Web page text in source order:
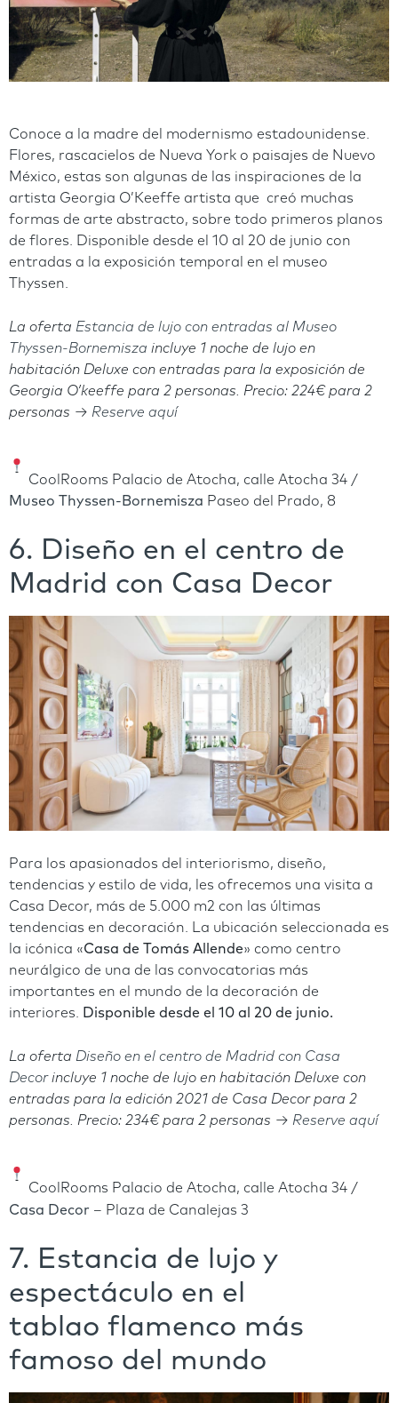
Conoce a la madre del modernismo estadounidense.
Flores, rascacielos de Nueva York o paisajes de Nuevo
México, estas son algunas de las inspiraciones de la
artista Georgia O’Keeffe artista que creó muchas
formas de arte abstracto, sobre todo primeros planos
de flores. Disponible desde el 10 al 20 de junio con
entradas a la exposición temporal en el museo
Thyssen.
La oferta Estancia de lujo con entradas al Museo
Thyssen-Bornemisza incluye 1 noche de lujo en
habitación Deluxe con entradas para la exposición de
Georgia O’keeffe para 2 personas. Precio: 224€ para 2
personas → Reserve aquí
CoolRooms Palacio de Atocha, calle Atocha 34 /
Museo Thyssen-Bornemisza Paseo del Prado, 8
6. Diseño en el centro de
Madrid con Casa Decor
Para los apasionados del interiorismo, diseño,
tendencias y estilo de vida, les ofrecemos una visita a
Casa Decor, más de 5.000 m2 con las últimas
tendencias en decoración. La ubicación seleccionada es
la icónica «Casa de Tomás Allende» como centro
neurálgico de una de las convocatorias más
importantes en el mundo de la decoración de
interiores. Disponible desde el 10 al 20 de junio.
La oferta Diseño en el centro de Madrid con Casa
Decor incluye 1 noche de lujo en habitación Deluxe con
entradas para la edición 2021 de Casa Decor para 2
personas. Precio: 234€ para 2 personas → Reserve aquí
CoolRooms Palacio de Atocha, calle Atocha 34 /
Casa Decor – Plaza de Canalejas 3
7. Estancia de lujo y
espectáculo en el
tablao flamenco más
famoso del mundo